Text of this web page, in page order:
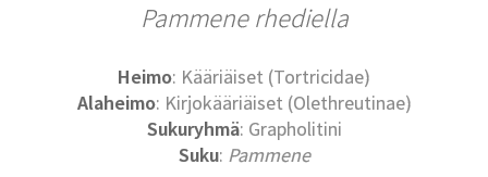
Pammene rhediella
Heimo: Kääriäiset (Tortricidae)
Alaheimo: Kirjokääriäiset (Olethreutinae)
Sukuryhmä: Grapholitini
Suku: Pammene